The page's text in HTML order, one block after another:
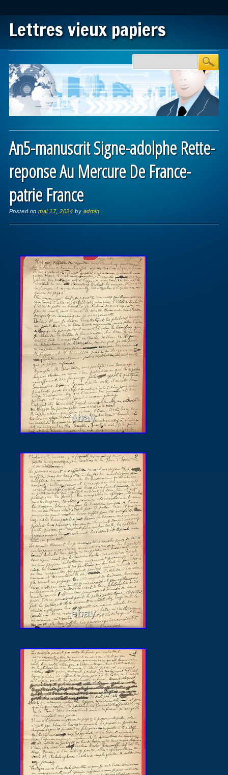
Lettres vieux papiers
Main menu
An5-manuscrit Signe-adolphe Rette-
reponse Au Mercure De France-
patrie France
Posted onmai 17, 2024 by admin